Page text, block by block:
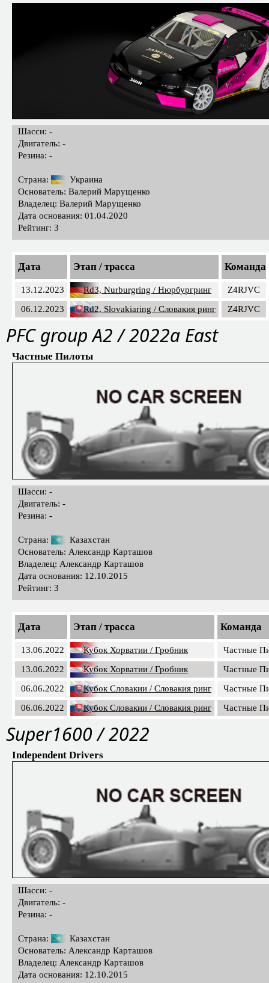
Шасси: -
Двигатель: -
Резина: -
Страна:
Украина
Основатель: Валерий Марущенко
Владелец: Валерий Марущенко
Дата основания: 01.04.2020
Рейтинг: 3
Дата Этап / трасса Команда
13.12.2023 Rd3, Nurburgring / Нюрбургринг
Z4RJVC
06.12.2023
Rd2, Slovakiaring / Словакия ринг Z4RJVC
PFС group A2 / 2022a East
Частные Пилоты
Шасси: -
Двигатель: -
Резина: -
Страна:
Казахстан
Основатель: Александр Карташов
Владелец: Александр Карташов
Дата основания: 12.10.2015
Рейтинг: 3
Дата Этап / трасса Команда
13.06.2022 Кубок Хорватии / Гробник
Частные
13.06.2022
Кубок Хорватии / Гробник
Частные
06.06.2022
Кубок Словакии / Словакия ринг
Частные
06.06.2022
Кубок Словакии / Словакия ринг Частные
Super1600 / 2022
Independent Drivers
Шасси: -
Двигатель: -
Резина: -
Страна:
Казахстан
Основатель: Александр Карташов
Владелец: Александр Карташов
Дата основания: 12.10.2015